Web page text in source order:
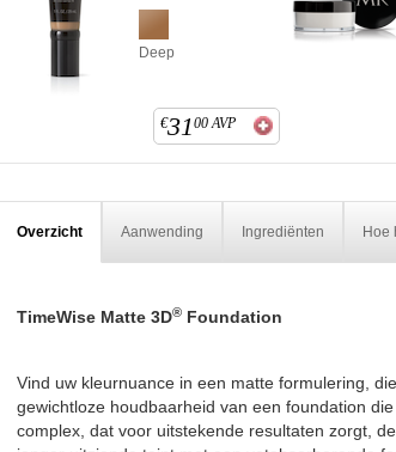
Deep
€3100 AVP
Overzicht Aanwending Ingrediënten Hoe
TimeWise Matte 3D®Foundation
Vind uw kleurnuance in een matte formulering,
gewichtloze houdbaarheid van een foundation
complex, dat voor uitstekende resultaten zorgt,